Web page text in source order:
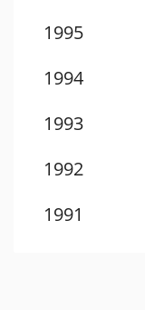
1995
1994
1993
1992
1991